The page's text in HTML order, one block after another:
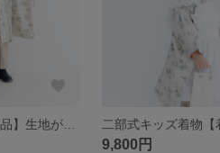
キッズ袴【羽織単品】生地が選べるセミオーダー ｜七五三 卒園 卒業 入学 ハーフ成人式 節句
9,800円